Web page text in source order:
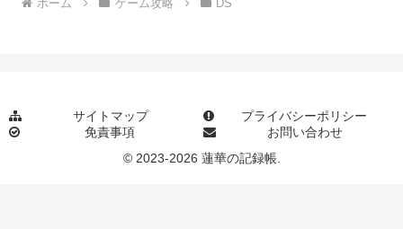
ホーム ゲーム攻略 DS
サイトマップ
プライバシーポリシー
免責事項
お問い合わせ
© 2023-2026 蓮華の記録帳.